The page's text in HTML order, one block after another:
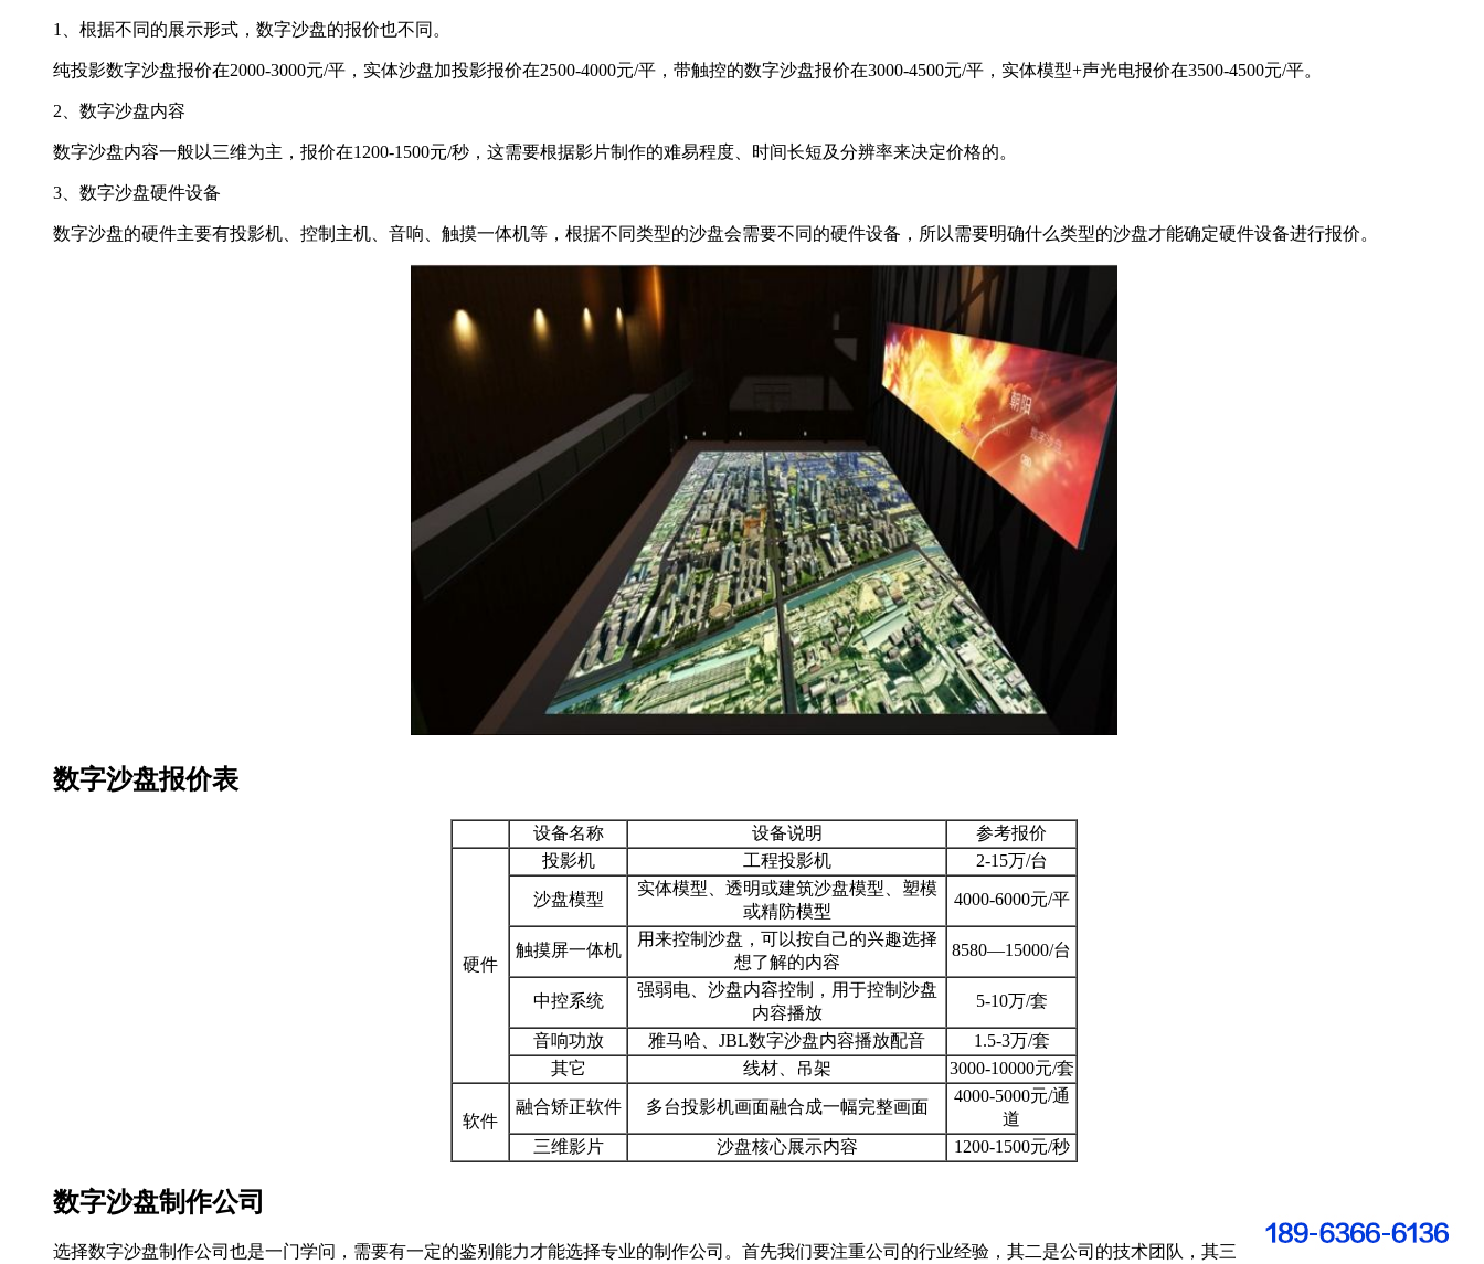
1、根据不同的展示形式，数字沙盘的报价也不同。
纯投影数字沙盘报价在2000-3000元/平，实体沙盘加投影报价在2500-4000元/平，带触控的数字沙盘报价在3000-4500元/平，实体模型+声光电报价在3500-4500元/平。
2、数字沙盘内容
数字沙盘内容一般以三维为主，报价在1200-1500元/秒，这需要根据影片制作的难易程度、时间长短及分辨率来决定价格的。
3、数字沙盘硬件设备
数字沙盘的硬件主要有投影机、控制主机、音响、触摸一体机等，根据不同类型的沙盘会需要不同的硬件设备，所以需要明确什么类型的沙盘才能确定硬件设备进行报价。
数字沙盘报价表
设备名称 设备说明 参考报价
硬件
投影机 工程投影机 2-15万/台
沙盘模型
实体模型、透明或建筑沙盘模型、塑模
或精防模型
4000-6000元/平
触摸屏一体机
用来控制沙盘，可以按自己的兴趣选择
想了解的内容
8580—15000/台
中控系统
强弱电、沙盘内容控制，用于控制沙盘
内容播放
5-10万/套
音响功放 雅马哈、JBL数字沙盘内容播放配音
1.5-3万/套
其它
线材、吊架 3000-10000元/套
软件
融合矫正软件 多台投影机画面融合成一幅完整画面
4000-5000元/通
道
三维影片
沙盘核心展示内容 1200-1500元/秒
数字沙盘制作公司
选择数字沙盘制作公司也是一门学问，需要有一定的鉴别能力才能选择专业的制作公司。首先我们要注重公司的行业经验，其二是公司的技术团队，其三是设计理念和服务态度。火米